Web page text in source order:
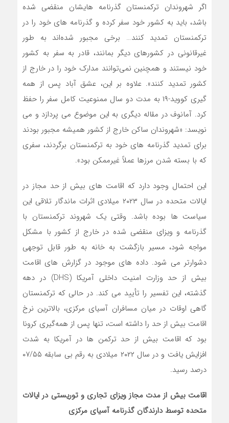
اگر شهروندان ترکمنستان گذرنامه ‌هایشان منقضی شده
باشد، باید به کشور خود سفر کرده و گذرنامه ‌های خود را در
ترکمنستان تمدید کنند… برخی مجبور شده‌اند به طور
غیرقانونی در کشورهای دیگر بمانند، قادر به سفر به کشور
خود نیستند و همچنین نمی‌توانند مدارک خود را در خارج از
کشور تمدید کنند». علاوه بر این، عشق آباد پس از همه
گیری کووید-۱۹ به مدت دو سال ممنوعیت کامل سفر را حفظ
کرد. آمانوف در مقاله دیگری به این موضوع می پردازد و می
نویسد: «شهروندان ساکن خارج از کشور همیشه مجبور بودند
برای تمدید گذرنامه های خود به ترکمنستان برگردند، سفری
که با بسته شدن مرزها عملاً غیرممکن بود».
این احتمال وجود دارد که اقامت ‌های بیش از حد مجاز در
ایالات متحده در سال ۲۰۲۳ میلادی اثرات ماندگار تلاقی این
سیاست ‌ها بوده باشد. وقتی یک شهروند ترکمنستان با
گذرنامه و ویزای منقضی شده در خارج از کشور با مشکل
مواجه شود، مسیر بازگشت به خانه به طور قابل توجهی
دشوارتر می ‌شود. داده ‌های موجود در گزارش ‌های اقامت
بیش از حد وزارت امنیت داخلی آمریکا (DHS) در دهه
گذشته، این تفسیر را تأیید می‌ کند. در حالی که ترکمنستان
گاهی اوقات در میان مسافران آسیای مرکزی، بالاترین نرخ
اقامت بیش از حد را داشته است، تنها پس از همه‌گیری کرونا
بود که اقامت بیش از حد ترکمن ها در آمریکا به شدت
افزایش یافت و در سال ۲۰۲۲ میلادی به رقم بی سابقه ۰۷/۵۵
درصد رسید.
اقامت بیش از مدت مجاز ویزای تجاری و توریستی در ایالات
متحده توسط دارندگان گذرنامه آسیای مرکزی